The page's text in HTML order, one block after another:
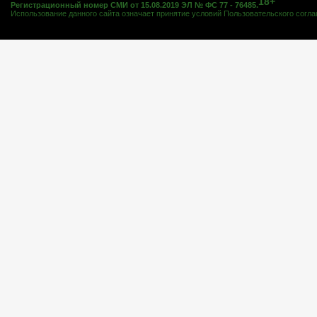
Регистрационный номер СМИ от 15.08.2019 ЭЛ № ФС 77 - 76485.
Использование данного сайта означает принятие условий Пользовательского